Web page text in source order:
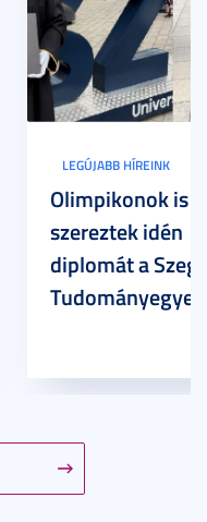
LEGÚJABB HÍREINK
Olimpikonok is
szereztek idén
diplomát a